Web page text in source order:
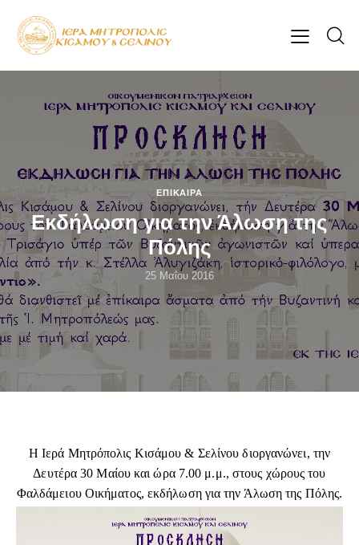
ΕΠΊΚΑΙΡΑ
Εκδήλωση για την Άλωση της
Πόλης
25 Μαΐου 2016
Η Ιερά Μητρόπολις Κισάμου & Σελίνου διοργανώνει, την
Δευτέρα 30 Μαίου και ώρα 7.00 μ.μ., στους χώρους του
Φαλδάμειου Οικήματος, εκδήλωση για την Άλωση της Πόλης.